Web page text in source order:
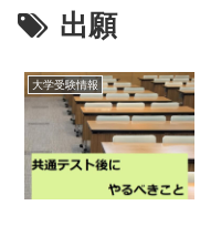
出願
大学受験情報